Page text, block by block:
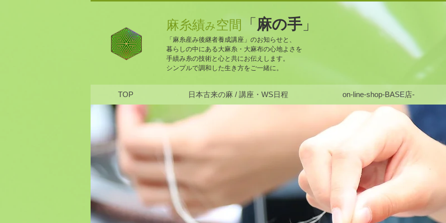
麻糸績み空間 「麻の手 」
「麻糸産み後継者養成講座」のお知らせと、
暮らしの中にある大麻糸・大麻布の心地よさを
手績み糸の技術と心と共にお伝えします。
​シンプルで調和した生き方をご一緒に。
TOP 日本古来の麻 / 講座・WS日程 on-line-shop-BASE店-